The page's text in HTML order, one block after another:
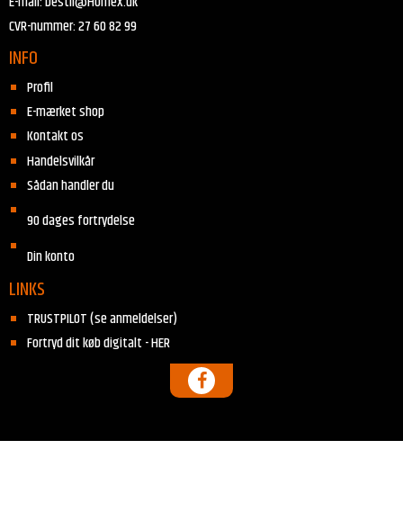
CVR-nummer:27 60 82 99
INFO
Profil
E-mærket shop
Kontakt os
Handelsvilkår
Sådan handler du
90 dages fortrydelse
Din konto
LINKS
TRUSTPILOT (se anmeldelser)
Fortryd dit køb digitalt - HER